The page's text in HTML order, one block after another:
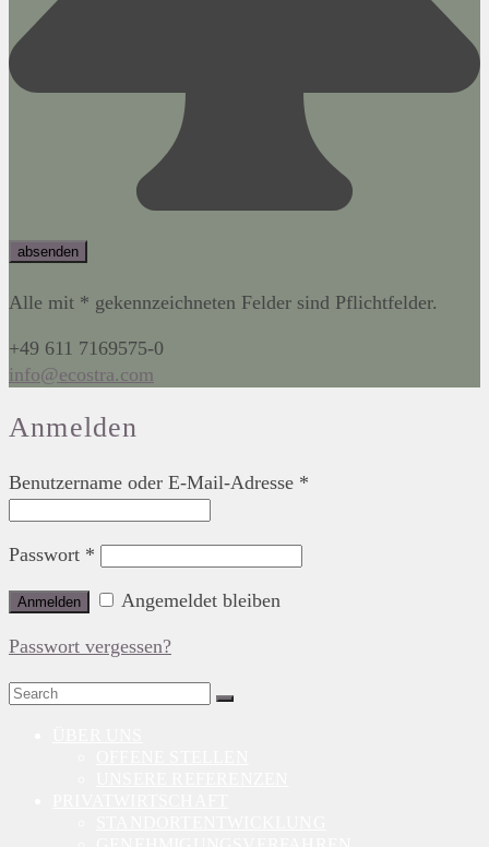
Alle mit * gekennzeichneten Felder sind Pflichtfelder.
+49 611 7169575-0
info@ecostra.com
Anmelden
Benutzername oder E-Mail-Adresse *
Passwort *
Anmelden Angemeldet bleiben
Passwort vergessen?
Search